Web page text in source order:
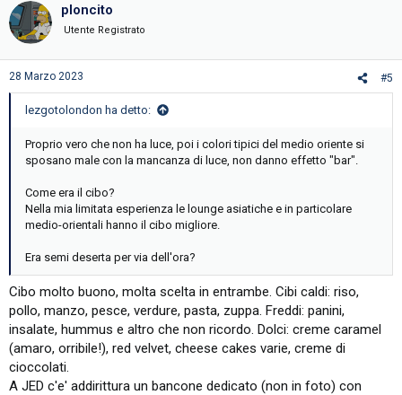
t
i
n
s
ploncito
Utente Registrato
28 Marzo 2023 #5
lezgotolondon ha detto:
Proprio vero che non ha luce, poi i colori tipici del medio oriente si
sposano male con la mancanza di luce, non danno effetto "bar".
Come era il cibo?
Nella mia limitata esperienza le lounge asiatiche e in particolare
medio-orientali hanno il cibo migliore.
Era semi deserta per via dell'ora?
Cibo molto buono, molta scelta in entrambe. Cibi caldi: riso,
pollo, manzo, pesce, verdure, pasta, zuppa. Freddi: panini,
insalate, hummus e altro che non ricordo. Dolci: creme caramel
(amaro, orribile!), red velvet, cheese cakes varie, creme di
cioccolati.
A JED c'e' addirittura un bancone dedicato (non in foto) con